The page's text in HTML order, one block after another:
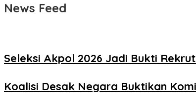
News Feed
Seleksi Akpol 2026 Jadi Bukti
Koalisi Desak Negara Buktikan